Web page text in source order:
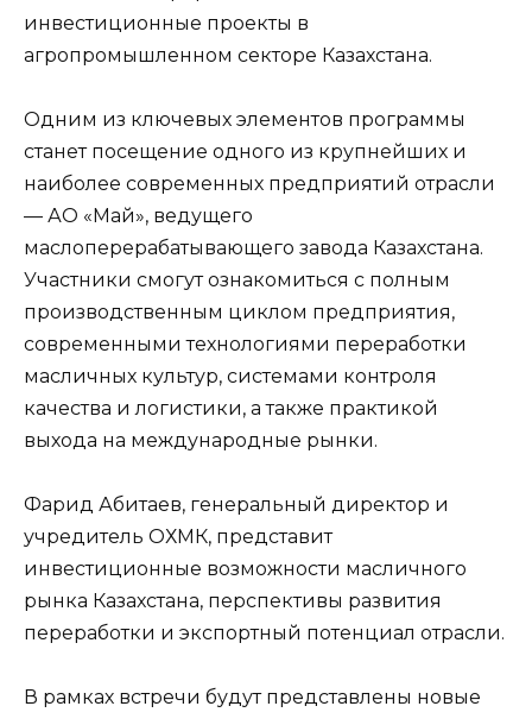
инвестиционные проекты в
агропромышленном секторе Казахстана.
Одним из ключевых элементов программы
станет посещение одного из крупнейших и
наиболее современных предприятий отрасли
— АО «Май», ведущего
маслоперерабатывающего завода Казахстана.
Участники смогут ознакомиться с полным
производственным циклом предприятия,
современными технологиями переработки
масличных культур, системами контроля
качества и логистики, а также практикой
выхода на международные рынки.
Фарид Абитаев, генеральный директор и
учредитель ОХМК, представит
инвестиционные возможности масличного
рынка Казахстана, перспективы развития
переработки и экспортный потенциал отрасли.
В рамках встречи будут представлены новые